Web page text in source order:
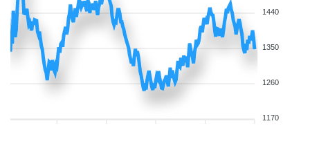
1440
1350
1260
1170